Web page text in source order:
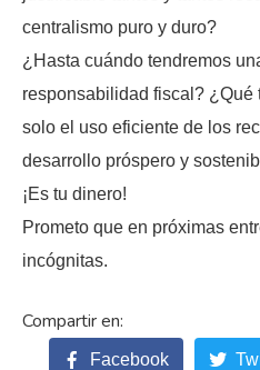
centralismo puro y duro?
¿Hasta cuándo tendremos
responsabilidad fiscal? ¿Qué
solo el uso eficiente de los
desarrollo próspero y
¡Es tu dinero!
Prometo que en próximas
incógnitas.
Facebook